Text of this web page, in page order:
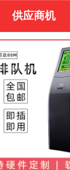
供应商机